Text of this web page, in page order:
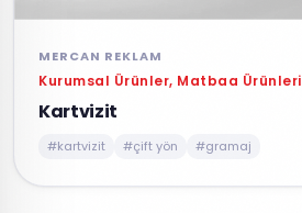
MERCAN REKLAM
Kurumsal Ürünler, Matbaa Ürünleri
Kartvizit
#kartvizit #çift yön #gramaj